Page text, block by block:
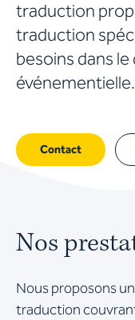
traduction
traduction
besoins dans
événementielle.
Contact
Nos
Nous proposons
traduction